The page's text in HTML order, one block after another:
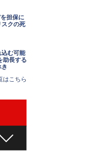
担保に
クの死
む可能
助長する
はこちら